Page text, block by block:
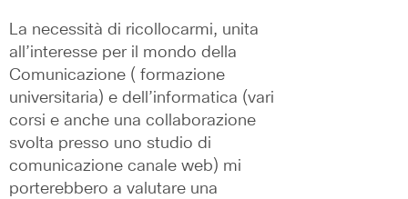
La necessità di ricollocarmi, unita
all’interesse per il mondo della
Comunicazione ( formazione
universitaria) e dell’informatica (vari
corsi e anche una collaborazione
svolta presso uno studio di
comunicazione canale web) mi
porterebbero a valutare una